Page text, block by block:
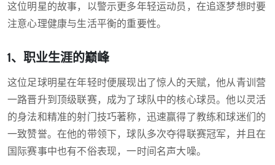
这位明星的故事，以警示更多年轻运动员，在追逐梦想时要
注意心理健康与生活平衡的重要性。
1、职业生涯的巅峰
这位足球明星在年轻时便展现出了惊人的天赋，他从青训营
一路晋升到顶级联赛，成为了球队中的核心球员。他以灵活
的身法和精准的射门技巧著称，迅速赢得了教练和球迷们的
一致赞誉。在他的带领下，球队多次夺得联赛冠军，并且在
国际赛事中也有不俗表现，一时间名声大噪。